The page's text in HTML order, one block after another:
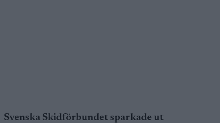
Svenska Skidförbundet sparkade ut